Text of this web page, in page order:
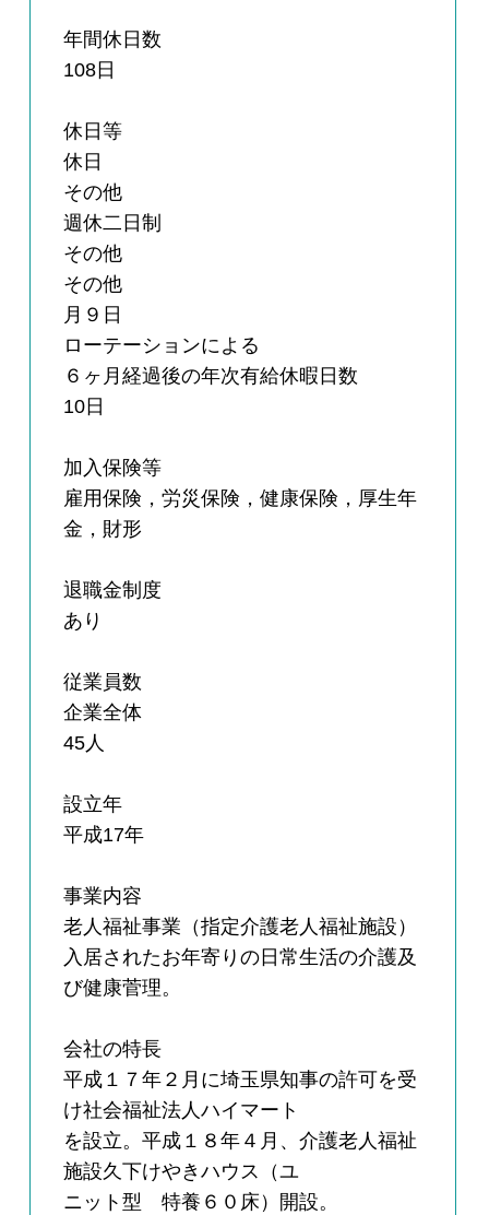
年間休日数
108日
休日等
休日
その他
週休二日制
その他
その他
月９日
ローテーションによる
６ヶ月経過後の年次有給休暇日数
10日
加入保険等
雇用保険，労災保険，健康保険，厚生年
金，財形
退職金制度
あり
従業員数
企業全体
45人
設立年
平成17年
事業内容
老人福祉事業（指定介護老人福祉施設）
入居されたお年寄りの日常生活の介護及
び健康菅理。
会社の特長
平成１７年２月に埼玉県知事の許可を受
け社会福祉法人ハイマート
を設立。平成１８年４月、介護老人福祉
施設久下けやきハウス（ユ
ニット型 特養６０床）開設。